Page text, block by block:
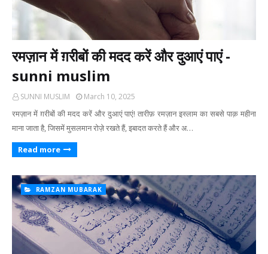
रमज़ान में ग़रीबों की मदद करें और दुआएं पाएं -
sunni muslim
SUNNI MUSLIM March 10, 2025
रमज़ान में ग़रीबों की मदद करें और दुआएं पाएं! तारीफ़ रमज़ान इस्लाम का सबसे पाक़ महीना
माना जाता है, जिसमें मुसलमान रोज़े रखते हैं, इबादत करते हैं और अ…
Read more
RAMZAN MUBARAK